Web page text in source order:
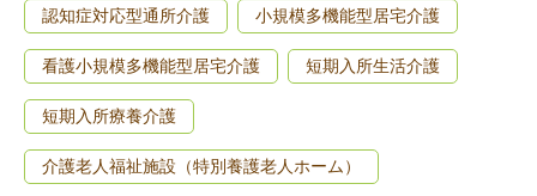
認知症対応型通所介護 小規模多機能型居宅介護
看護小規模多機能型居宅介護 短期入所生活介護
短期入所療養介護
介護老人福祉施設（特別養護老人ホーム）